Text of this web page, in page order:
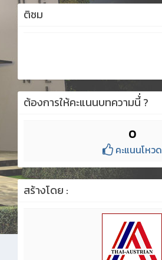
ติชม
ต้องการให้คะแนนบทความนี้่ ?
0
คะแนนโหวด
สร้างโดย :